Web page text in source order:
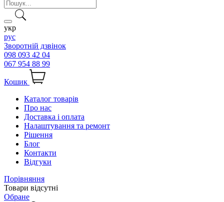
укр
рус
Зворотній дзвінок
098 093 42 04
067 954 88 99
Кошик
Каталог товарів
Про нас
Доставка і оплата
Налаштування та ремонт
Рішення
Блог
Контакти
Відгуки
Порівняння
Товари відсутні
Обране